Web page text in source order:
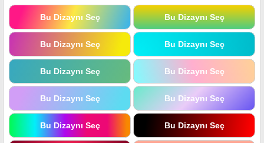
Bu Dizaynı Seç Bu Dizaynı Seç
Bu Dizaynı Seç Bu Dizaynı Seç
Bu Dizaynı Seç Bu Dizaynı Seç
Bu Dizaynı Seç Bu Dizaynı Seç
Bu Dizaynı Seç Bu Dizaynı Seç